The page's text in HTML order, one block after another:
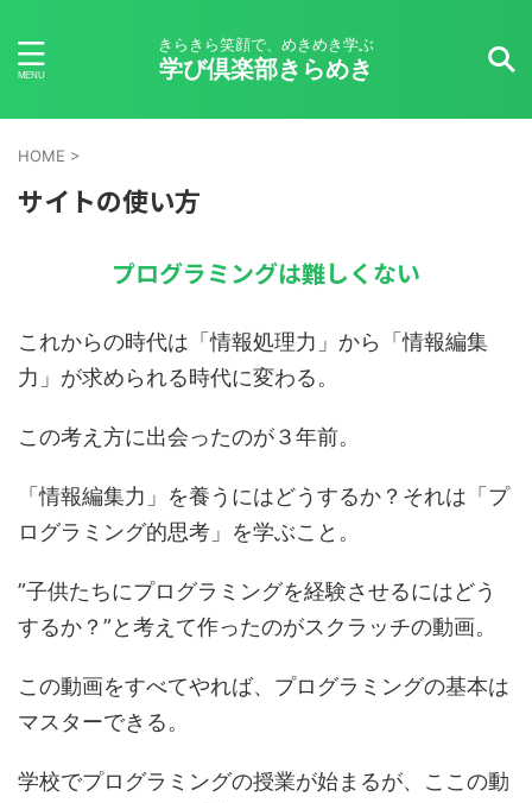
きらきら笑顔で、めきめき学ぶ
学び倶楽部きらめき
HOME >
サイトの使い方
プログラミングは難しくない
これからの時代は「情報処理力」から「情報編集
力」が求められる時代に変わる。
この考え方に出会ったのが３年前。
「情報編集力」を養うにはどうするか？それは「プ
ログラミング的思考」を学ぶこと。
”子供たちにプログラミングを経験させるにはどう
するか？”と考えて作ったのがスクラッチの動画。
この動画をすべてやれば、プログラミングの基本は
マスターできる。
学校でプログラミングの授業が始まるが、ここの動